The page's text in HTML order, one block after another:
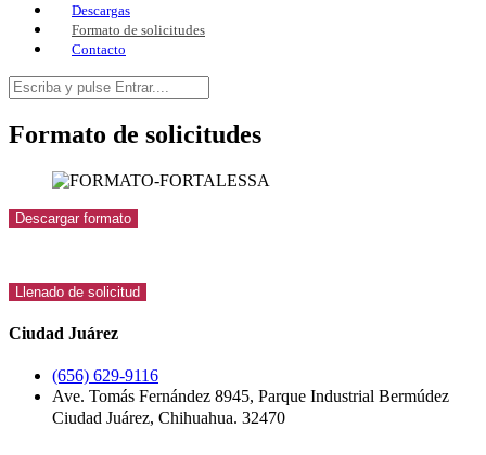
Descargas
Formato de solicitudes
Contacto
Formato de solicitudes
Descargar formato
Llenado de solicitud
Ciudad Juárez
(656) 629-9116
Ave. Tomás Fernández 8945, Parque Industrial Bermúdez
Ciudad Juárez, Chihuahua. 32470